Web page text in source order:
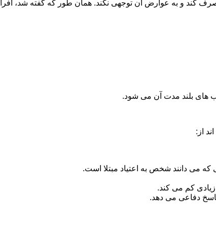
و به عوارض آن توجهی نکند. همان طور که گفته شد، افراد
های بلند مدت آن می شود.
از:
که می دانند شخص به اعتیاد مبتلا است.
کم می کند.
دفاعی می دهد.